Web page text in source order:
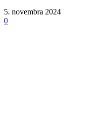
5. novembra 2024
0